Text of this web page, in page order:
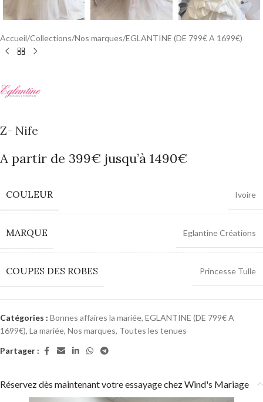
Accueil/Collections/Nos marques/EGLANTINE (DE 799€ A 1699€)
Z- Nife
A partir de 399€ jusqu’à 1490€
COULEUR Ivoire
MARQUE Eglantine Créations
COUPES DES ROBES Princesse Tulle
Catégories : Bonnes affaires la mariée, EGLANTINE (DE 799€ A
1699€), La mariée, Nos marques, Toutes les tenues
Partager :
Réservez dès maintenant votre essayage chez Wind's Mariage